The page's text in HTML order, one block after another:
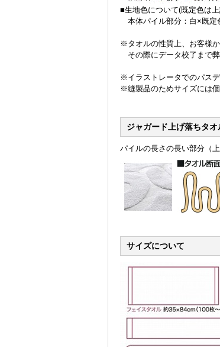
■生地色について(既定色は
本体パイル部分：白×既
※タオルの性質上、お客様
その際にデータ校了まで弊
※イラストレータでのパス
※縫製品のためサイズには
ジャガード上げ落ちタオ
パイルの長さの長い部分（
サイズについて